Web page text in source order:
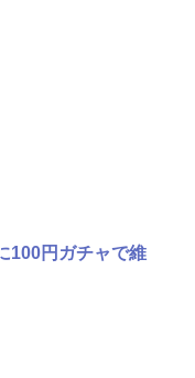
100円ガチャで維